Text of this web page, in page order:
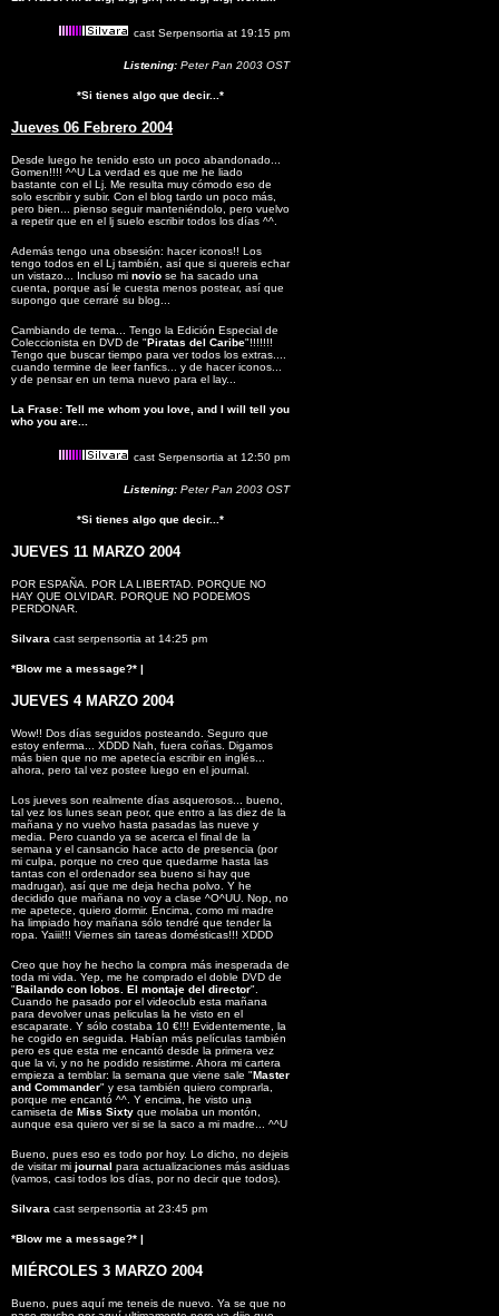
cast Serpensortia at 19:15 pm
Listening: Peter Pan 2003 OST
*Si tienes algo que decir...*
Jueves 06 Febrero 2004
Desde luego he tenido esto un poco abandonado...
Gomen!!!! ^^U La verdad es que me he liado
bastante con el Lj. Me resulta muy cómodo eso de
solo escribir y subir. Con el blog tardo un poco más,
pero bien... pienso seguir manteniéndolo, pero vuelvo
a repetir que en el lj suelo escribir todos los días ^^.
Además tengo una obsesión: hacer iconos!! Los
tengo todos en el Lj también, así que si quereis echar
un vistazo... Incluso mi novio se ha sacado una
cuenta, porque así le cuesta menos postear, así que
supongo que cerraré su blog...
Cambiando de tema... Tengo la Edición Especial de
Coleccionista en DVD de "Piratas del Caribe"!!!!!!!
Tengo que buscar tiempo para ver todos los extras....
cuando termine de leer fanfics... y de hacer iconos...
y de pensar en un tema nuevo para el lay...
La Frase: Tell me whom you love, and I will tell you
who you are...
cast Serpensortia at 12:50 pm
Listening: Peter Pan 2003 OST
*Si tienes algo que decir...*
JUEVES 11 MARZO 2004
POR ESPAÑA. POR LA LIBERTAD. PORQUE NO
HAY QUE OLVIDAR. PORQUE NO PODEMOS
PERDONAR.
Silvara cast serpensortia at 14:25 pm
*Blow me a message?* |
JUEVES 4 MARZO 2004
Wow!! Dos días seguidos posteando. Seguro que
estoy enferma... XDDD Nah, fuera coñas. Digamos
más bien que no me apetecía escribir en inglés...
ahora, pero tal vez postee luego en el journal.
Los jueves son realmente días asquerosos... bueno,
tal vez los lunes sean peor, que entro a las diez de la
mañana y no vuelvo hasta pasadas las nueve y
media. Pero cuando ya se acerca el final de la
semana y el cansancio hace acto de presencia (por
mi culpa, porque no creo que quedarme hasta las
tantas con el ordenador sea bueno si hay que
madrugar), así que me deja hecha polvo. Y he
decidido que mañana no voy a clase ^O^UU. Nop, no
me apetece, quiero dormir. Encima, como mi madre
ha limpiado hoy mañana sólo tendré que tender la
ropa. Yaiii!!! Viernes sin tareas domésticas!!! XDDD
Creo que hoy he hecho la compra más inesperada de
toda mi vida. Yep, me he comprado el doble DVD de
"Bailando con lobos. El montaje del director".
Cuando he pasado por el videoclub esta mañana
para devolver unas peliculas la he visto en el
escaparate. Y sólo costaba 10 €!!! Evidentemente, la
he cogido en seguida. Habían más películas también
pero es que esta me encantó desde la primera vez
que la vi, y no he podido resistirme. Ahora mi cartera
empieza a temblar: la semana que viene sale "Master
and Commander" y esa también quiero comprarla,
porque me encantó ^^. Y encima, he visto una
camiseta de Miss Sixty que molaba un montón,
aunque esa quiero ver si se la saco a mi madre... ^^U
Bueno, pues eso es todo por hoy. Lo dicho, no dejeis
de visitar mi journal para actualizaciones más asiduas
(vamos, casi todos los días, por no decir que todos).
Silvara cast serpensortia at 23:45 pm
*Blow me a message?* |
MIÉRCOLES 3 MARZO 2004
Bueno, pues aquí me teneis de nuevo. Ya se que no